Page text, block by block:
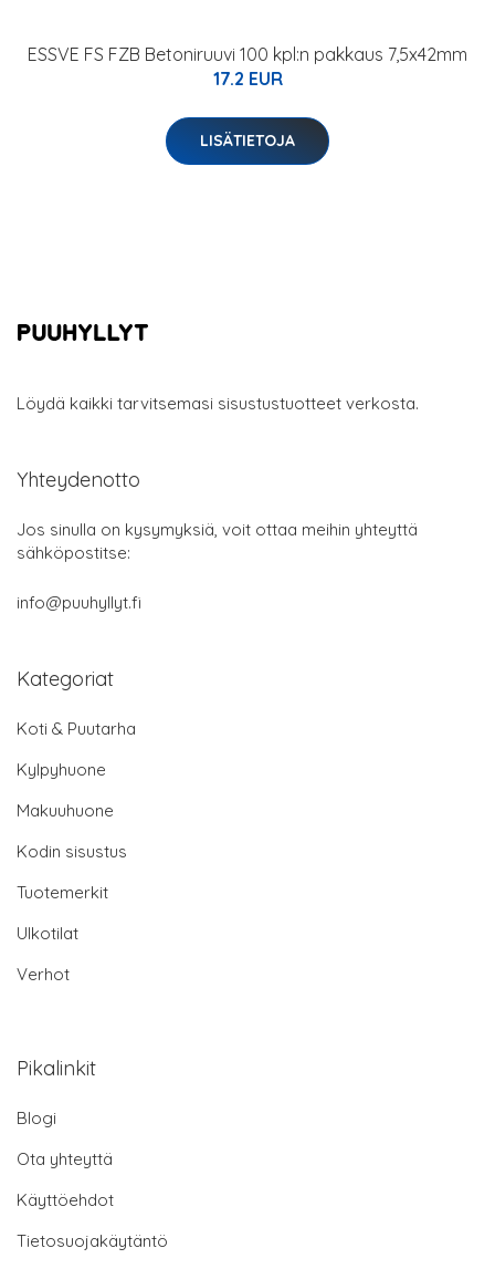
ESSVE FS FZB Betoniruuvi 100 kpl:n pakkaus 7,5x42mm
17.2 EUR
LISÄTIETOJA
Löydä kaikki tarvitsemasi sisustustuotteet verkosta.
Yhteydenotto
Jos sinulla on kysymyksiä, voit ottaa meihin yhteyttä
sähköpostitse:
info@puuhyllyt.fi
Kategoriat
Koti & Puutarha
Kylpyhuone
Makuuhuone
Kodin sisustus
Tuotemerkit
Ulkotilat
Verhot
Pikalinkit
Blogi
Ota yhteyttä
Käyttöehdot
Tietosuojakäytäntö